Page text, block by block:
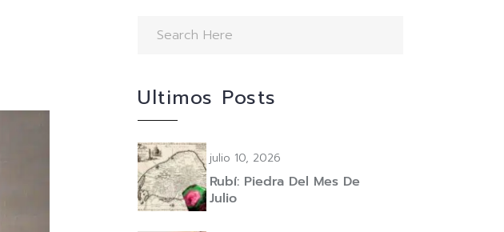
Ultimos Posts
julio 10, 2026
Rubí: Piedra Del Mes De
Julio